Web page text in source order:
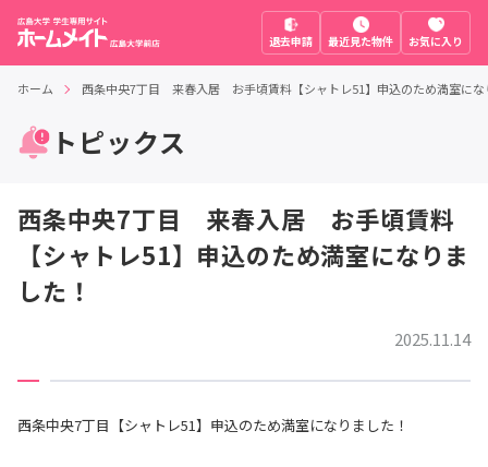
退去申請 最近見た物件 お気に入り
ホーム 西条中央7丁目 来春入居 お手頃賃料【シャトレ51】申込のため満室にな
トピックス
西条中央7丁目 来春入居 お手頃賃料
【シャトレ51】申込のため満室になりま
した！
2025.11.14
西条中央7丁目【シャトレ51】申込のため満室になりました！